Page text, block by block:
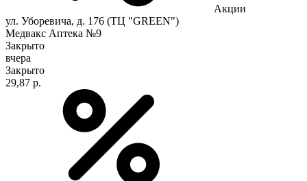
Акции
ул. Уборевича, д. 176 (ТЦ "GREEN")
Медвакс Аптека №9
Закрыто
вчера
Закрыто
29,87 р.